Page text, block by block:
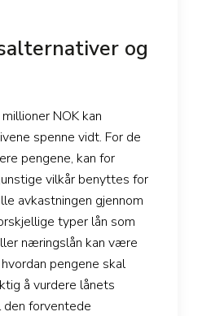
og
NOK kan
spenne vidt. For de
pengene, kan for
vilkår benyttes for
avkastningen gjennom
typer lån som
næringslån kan være
pengene skal
å vurdere lånets
den forventede